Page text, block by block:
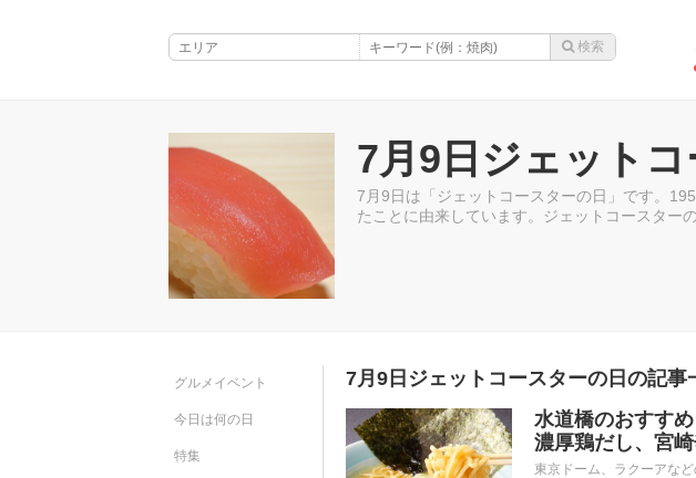
7月9日ジェットコ
7月9日は「ジェットコースターの日」です。
たことに由来しています。ジェットコースター
7月9日ジェットコースターの日の記事
水道橋のおすす
濃厚鶏だし、宮
東京ドーム、ラクーアな
グルメイベント
今日は何の日
特集